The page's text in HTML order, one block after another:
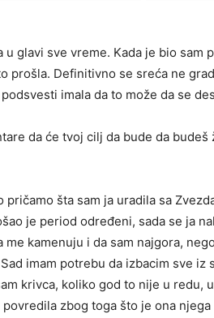
u glavi sve vreme. Kada je bio sam
prošla. Definitivno se sreća ne
imala da to može da se
da će tvoj cilj da bude da
pričamo šta sam ja uradila sa
je period određeni, sada se ja
kamenuju i da sam najgora,
imam potrebu da izbacim sve iz
krivca, koliko god to nije u redu,
zbog toga što je ona